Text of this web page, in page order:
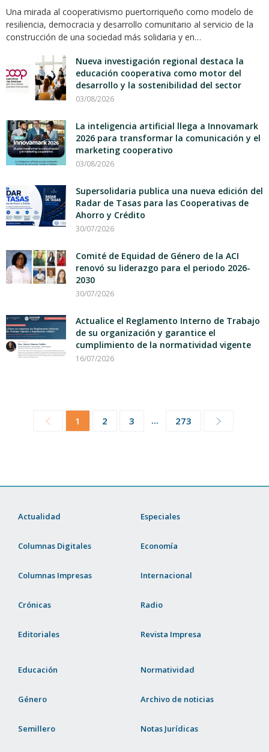
Una mirada al cooperativismo puertorriqueño como modelo de
resiliencia, democracia y desarrollo comunitario al servicio de la
construcción de una sociedad más solidaria y en…
Nueva investigación regional destaca la
educación cooperativa como motor del
desarrollo y la sostenibilidad del sector
03/08/2026
La inteligencia artificial llega a Innovamark
2026 para transformar la comunicación y el
marketing cooperativo
03/08/2026
Supersolidaria publica una nueva edición del
Radar de Tasas para las Cooperativas de
Ahorro y Crédito
30/07/2026
Comité de Equidad de Género de la ACI
renovó su liderazgo para el periodo 2026-
2030
30/07/2026
Actualice el Reglamento Interno de Trabajo
de su organización y garantice el
cumplimiento de la normatividad vigente
16/07/2026
1 2 3 ... 273
Actualidad
Columnas Digitales
Columnas Impresas
Crónicas
Editoriales
Especiales
Economía
Internacional
Radio
Revista Impresa
Educación
Género
Semillero
Normatividad
Archivo de noticias
Notas Jurídicas